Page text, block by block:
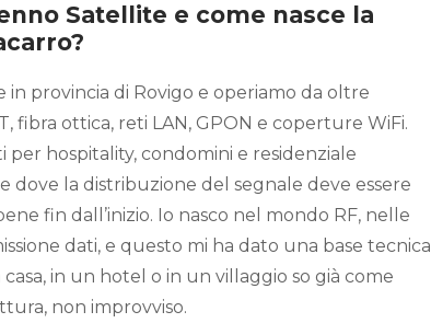
Satellite e come nasce la
in provincia di Rovigo e operiamo da oltre
fibra ottica, reti LAN, GPON e coperture WiFi.
per hospitality, condomini e residenziale
la distribuzione del segnale deve essere
fin dall’inizio. Io nasco nel mondo RF, nelle
dati, e questo mi ha dato una base tecnica
in un hotel o in un villaggio so già come
non improvviso.